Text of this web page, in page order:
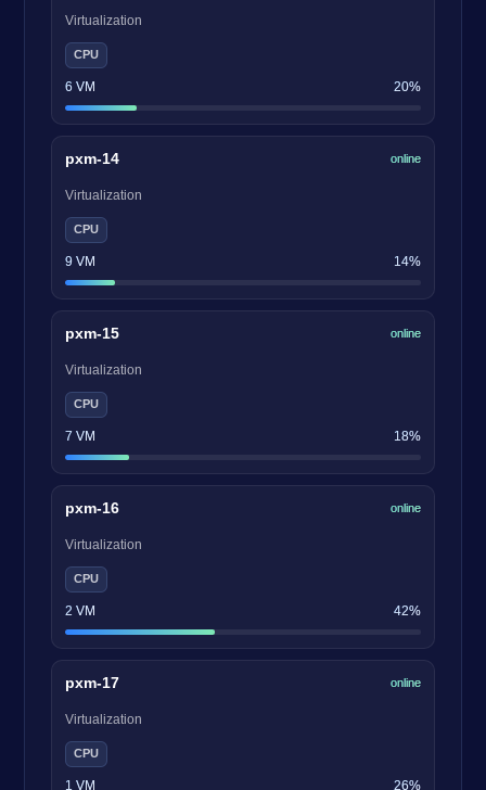
Virtualization
CPU
6 VM 20%
pxm-14 online
Virtualization
CPU
9 VM 14%
pxm-15 online
Virtualization
CPU
7 VM 18%
pxm-16 online
Virtualization
CPU
2 VM 42%
pxm-17 online
Virtualization
CPU
1 VM 26%